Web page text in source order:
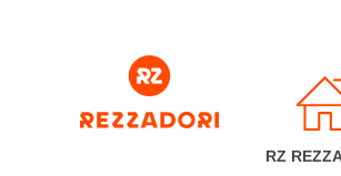
RZ